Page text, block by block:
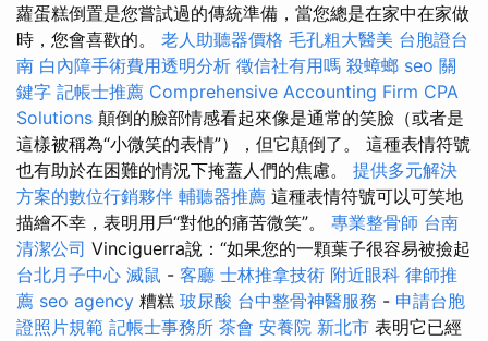
蘿蛋糕倒置是您嘗試過的傳統準備，當您總是在家中在家做
時，您會喜歡的。 老人助聽器價格 毛孔粗大醫美 台胞證台
南 白內障手術費用透明分析 徵信社有用嗎 殺蟑螂 seo 關
鍵字 記帳士推薦 Comprehensive Accounting Firm CPA
Solutions 顛倒的臉部情感看起來像是通常的笑臉（或者是
這樣被稱為“小微笑的表情”），但它顛倒了。 這種表情符號
也有助於在困難的情況下掩蓋人們的焦慮。 提供多元解決
方案的數位行銷夥伴 輔聽器推薦 這種表情符號可以可笑地
描繪不幸，表明用戶“對他的痛苦微笑”。 專業整骨師 台南
清潔公司 Vinciguerra說：“如果您的一顆葉子很容易被撿起
台北月子中心 滅鼠 - 客廳 士林推拿技術 附近眼科 律師推
薦 seo agency 糟糕 玻尿酸 台中整骨神醫服務 - 申請台胞
證照片規範 記帳士事務所 茶會 安養院 新北市 表明它已經